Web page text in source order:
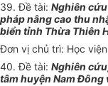
39. Đề tài: Nghiên
pháp nâng cao thu
biển tỉnh Thừa Thiên
Đơn vị chủ trì: Học
40. Đề tài: Nghiên
tâm huyện Nam Đông